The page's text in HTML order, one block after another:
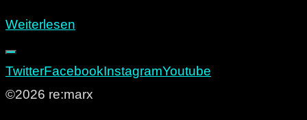
Weiterlesen
des
Monats
TwitterFacebookInstagramYoutube
©2026 re:marx